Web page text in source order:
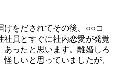
けをだされてその後、○○コ
社員とすぐに社内恋愛が発覚
あったと思います。離婚しろ
しいと思っていましたが、